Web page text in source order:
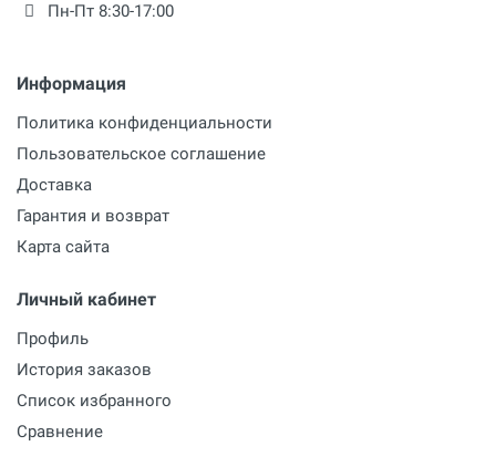
Пн-Пт 8:30-17:00
Информация
Политика конфиденциальности
Пользовательское соглашение
Доставка
Гарантия и возврат
Карта сайта
Личный кабинет
Профиль
История заказов
Список избранного
Сравнение